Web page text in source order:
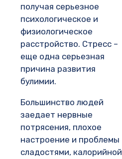
получая серьезное
психологическое и
физиологическое
расстройство. Стресс –
еще одна серьезная
причина развития
булимии.
Большинство людей
заедает нервные
потрясения, плохое
настроение и проблемы
сладостями, калорийной